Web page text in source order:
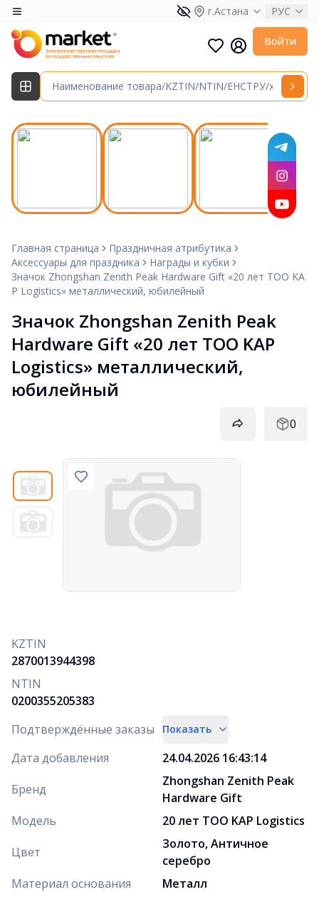
г.Астана РУС
Войти
Главная страница
Праздничная атрибутика
Аксессуары для праздника
Награды и кубки
Значок Zhongshan Zenith Peak Hardware Gift «20 лет ТОО KA
P Logistics» металлический, юбилейный
Значок Zhongshan Zenith Peak
Hardware Gift «20 лет ТОО KAP
Logistics» металлический,
юбилейный
0
KZTIN
2870013944398
NTIN
0200355205383
Подтверждённые заказы
Показать
Дата добавления
24.04.2026 16:43:14
Бренд
Zhongshan Zenith Peak
Hardware Gift
Модель
20 лет ТОО KAP Logistics
Цвет
Золото, Античное
серебро
Материал основания
Металл